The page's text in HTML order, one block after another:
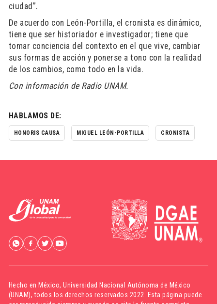
ciudad”.
De acuerdo con León-Portilla, el cronista es dinámico,
tiene que ser historiador e investigador; tiene que
tomar conciencia del contexto en el que vive, cambiar
sus formas de acción y ponerse a tono con la realidad
de los cambios, como todo en la vida.
Con información de Radio UNAM.
HABLAMOS DE:
HONORIS CAUSA MIGUEL LEÓN-PORTILLA CRONISTA
Hecho en México,Universidad Nacional Autónoma de México
(UNAM), todos los derechos reservados 2022. Esta página puede